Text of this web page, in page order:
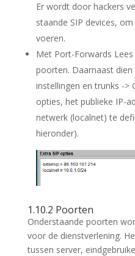
Er wordt door hackers
staande SIP devices,
voeren.
Met Port-Forwards
poorten. Daarnaast dien
instellingen en trunks ->
opties, het publieke IP-
netwerk (localnet) te
hieronder).
1.10.2 Poorten
Onderstaande poorten
voor de dienstverlening.
tussen server,